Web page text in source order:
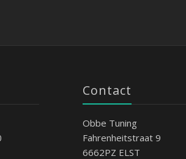
Contact
Obbe Tuning
Fahrenheitstraat 9
6662PZ ELST